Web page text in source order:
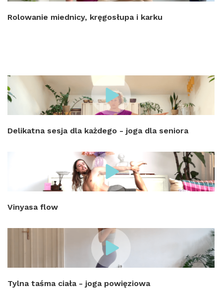
Rolowanie miednicy, kręgosłupa i karku
Delikatna sesja dla każdego - joga dla seniora
Vinyasa flow
Tylna taśma ciała - joga powięziowa